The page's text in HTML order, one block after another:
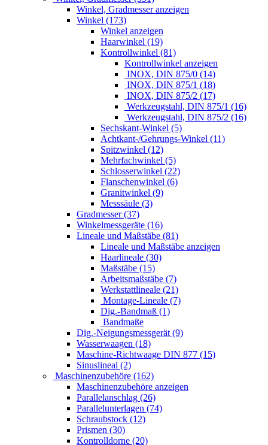
Winkel, Gradmesser anzeigen
Winkel (173)
Winkel anzeigen
Haarwinkel (19)
Kontrollwinkel (81)
Kontrollwinkel anzeigen
INOX, DIN 875/0 (14)
INOX, DIN 875/1 (18)
INOX, DIN 875/2 (17)
Werkzeugstahl, DIN 875/1 (16)
Werkzeugstahl, DIN 875/2 (16)
Sechskant-Winkel (5)
Achtkant-/Gehrungs-Winkel (11)
Spitzwinkel (12)
Mehrfachwinkel (5)
Schlosserwinkel (22)
Flanschenwinkel (6)
Granitwinkel (9)
Messsäule (3)
Gradmesser (37)
Winkelmessgeräte (16)
Lineale und Maßstäbe (81)
Lineale und Maßstäbe anzeigen
Haarlineale (30)
Maßstäbe (15)
Arbeitsmaßstäbe (7)
Werkstattlineale (21)
Montage-Lineale (7)
Dig.-Bandmaß (1)
Bandmaße
Dig.-Neigungsmessgerät (9)
Wasserwaagen (18)
Maschine-Richtwaage DIN 877 (15)
Sinuslineal (2)
Maschinenzubehöre (162)
Maschinenzubehöre anzeigen
Parallelanschlag (26)
Parallelunterlagen (74)
Schraubstock (12)
Prismen (30)
Kontrolldorne (20)